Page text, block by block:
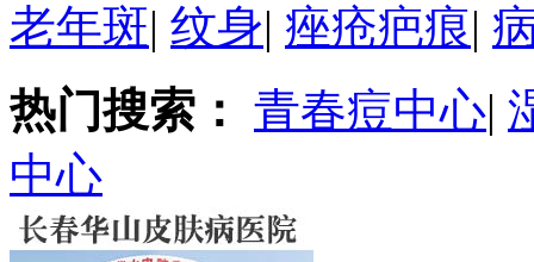
老年斑| 纹身| 痤疮疤痕|
热门搜索： 青春痘中心|
中心